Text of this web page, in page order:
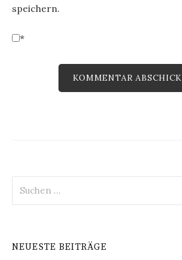
speichern.
*
nach:
NEUESTE BEITRÄGE